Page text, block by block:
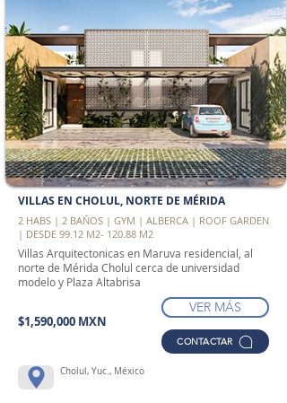
VILLAS EN CHOLUL, NORTE DE MÉRIDA
2 HABS | 2 BAÑOS | GYM | ALBERCA | ROOF GARDEN
| DESDE 99.12 M2- 120.88 M2
Villas Arquitectonicas en Maruva residencial, al
norte de Mérida Cholul cerca de universidad
modelo y Plaza Altabrisa
$1,590,000 MXN
VER MÁS
CONTACTAR
Cholul, Yuc., México